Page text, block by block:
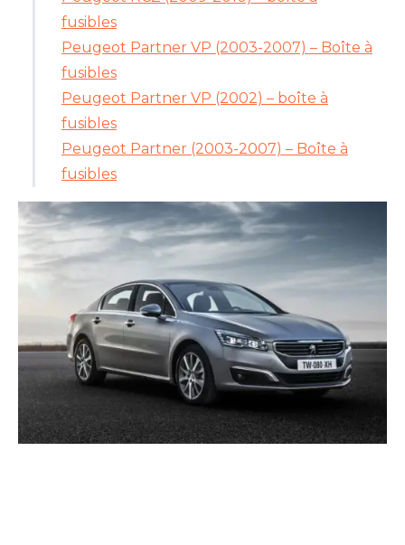
fusibles
Peugeot Partner VP (2003-2007) – Boîte à
fusibles
Peugeot Partner VP (2002) – boîte à
fusibles
Peugeot Partner (2003-2007) – Boîte à
fusibles